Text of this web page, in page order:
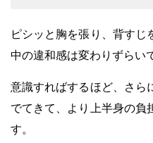
ピシッと胸を張り、背すじ
中の違和感は変わりずらい
意識すればするほど、
さら
でてきて、より上半身の負
す。